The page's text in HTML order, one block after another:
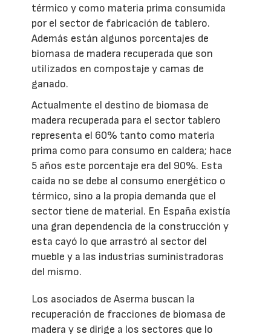
térmico y como materia prima consumida
por el sector de fabricación de tablero.
Además están algunos porcentajes de
biomasa de madera recuperada que son
utilizados en compostaje y camas de
ganado.
Actualmente el destino de biomasa de
madera recuperada para el sector tablero
representa el 60% tanto como materia
prima como para consumo en caldera; hace
5 años este porcentaje era del 90%. Esta
caída no se debe al consumo energético o
térmico, sino a la propia demanda que el
sector tiene de material. En España existía
una gran dependencia de la construcción y
esta cayó lo que arrastró al sector del
mueble y a las industrias suministradoras
del mismo.
Los asociados de Aserma buscan la
recuperación de fracciones de biomasa de
madera y se dirige a los sectores que lo